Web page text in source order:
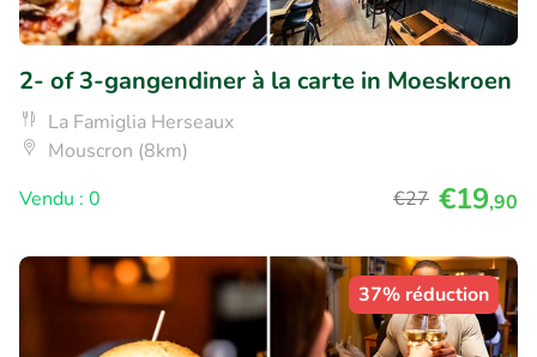
2- of 3-gangendiner à la carte in Moeskroen
La Famiglia Herseaux
Mouscron (8km)
Vendu : 0
€27 €19,90
37% réduction